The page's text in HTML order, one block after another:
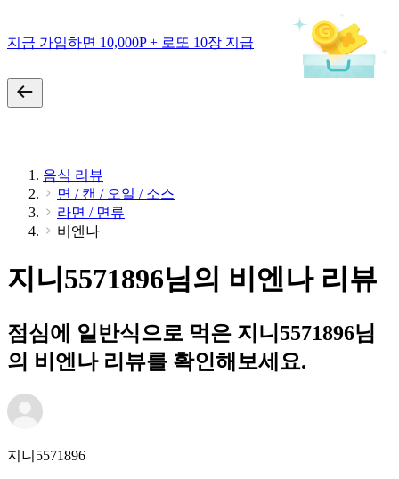
지금 가입하면 10,000P + 로또 10장 지급
음식 리뷰
면 / 캔 / 오일 / 소스
라면 / 면류
비엔나
지니5571896님의 비엔나 리뷰
점심에 일반식으로 먹은 지니5571896님
의 비엔나 리뷰를 확인해보세요.
지니5571896